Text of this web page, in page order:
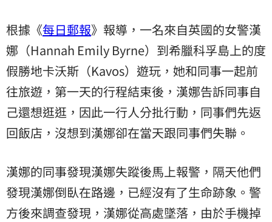
根據《每日郵報》報導，一名來自英國的女警漢
娜（Hannah Emily Byrne）到希臘科孚島上的度
假勝地卡沃斯（Kavos）遊玩，她和同事一起前
往旅遊，第一天的行程結束後，漢娜告訴同事自
己還想逛逛，因此一行人分批行動，同事們先返
回飯店，沒想到漢娜卻在當天跟同事們失聯。
漢娜的同事發現漢娜失蹤後馬上報警，隔天他們
發現漢娜倒臥在路邊，已經沒有了生命跡象。警
方後來調查發現，漢娜從高處墜落，由於手機掉